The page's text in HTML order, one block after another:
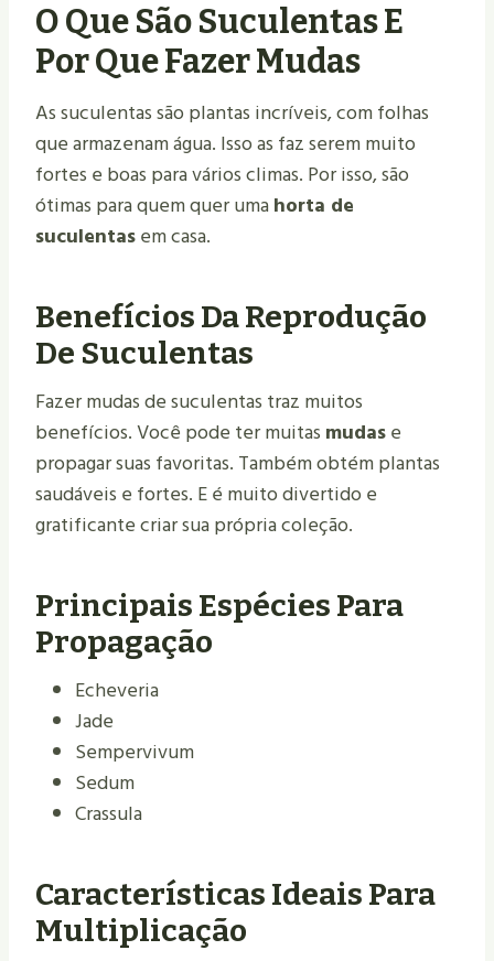
O Que São Suculentas E
Por Que Fazer Mudas
As suculentas são plantas incríveis, com folhas
que armazenam água. Isso as faz serem muito
fortes e boas para vários climas. Por isso, são
ótimas para quem quer umahorta de
suculentasem casa.
Benefícios Da Reprodução
De Suculentas
Fazer mudas de suculentas traz muitos
benefícios. Você pode ter muitas mudase
propagar suas favoritas. Também obtém plantas
saudáveis e fortes. E é muito divertido e
gratificante criar sua própria coleção.
Principais Espécies Para
Propagação
Echeveria
Jade
Sempervivum
Sedum
Crassula
Características Ideais Para
Multiplicação